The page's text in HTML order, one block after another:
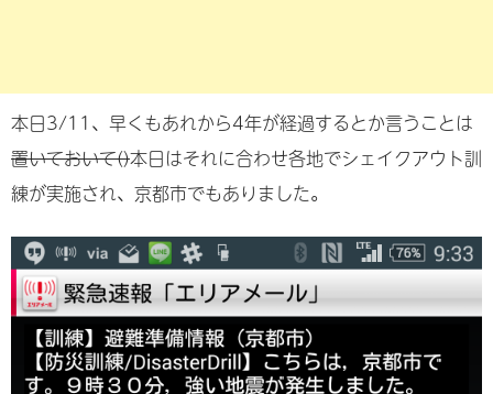
本日3/11、早くもあれから4年が経過するとか言うことは
置いておいて()本日はそれに合わせ各地でシェイクアウト訓
練が実施され、京都市でもありました。